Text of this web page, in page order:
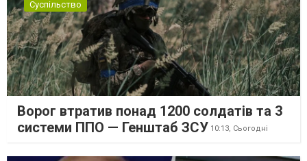
Суспільство
Ворог втратив понад 1200 солдатів та 3
системи ППО — Генштаб ЗСУ 10:13, Сьогодні